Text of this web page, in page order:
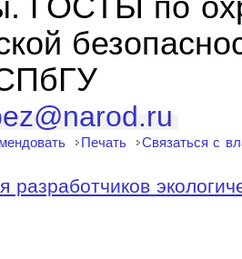
ГОСТЫ по
Печать Связаться с
разработчиков